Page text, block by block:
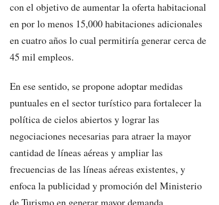
con el objetivo de aumentar la oferta habitacional
en por lo menos 15,000 habitaciones adicionales
en cuatro años lo cual permitiría generar cerca de
45 mil empleos.
En ese sentido, se propone adoptar medidas
puntuales en el sector turístico para fortalecer la
política de cielos abiertos y lograr las
negociaciones necesarias para atraer la mayor
cantidad de líneas aéreas y ampliar las
frecuencias de las líneas aéreas existentes, y
enfoca la publicidad y promoción del Ministerio